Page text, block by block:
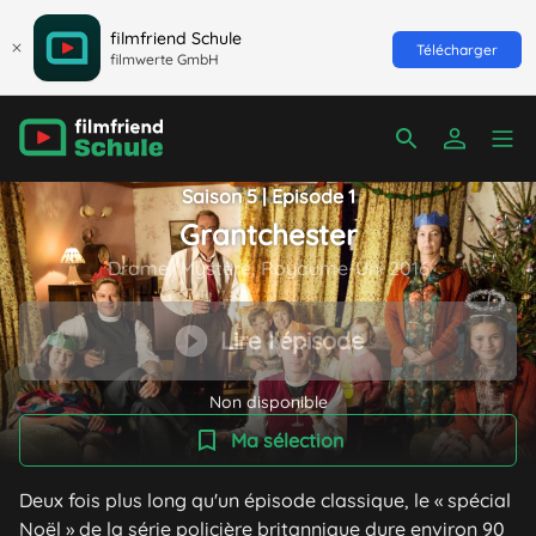
filmfriend Schule
filmwerte GmbH
Télécharger
Saison 5 | Episode 1
Grantchester
Drame/Mystère, Royaume-Uni 2016
Lire l'épisode
Non disponible
Ma sélection
Deux fois plus long qu'un épisode classique, le « spécial
Noël » de la série policière britannique dure environ 90